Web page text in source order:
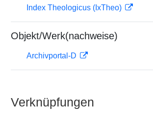
Index Theologicus (IxTheo)
Objekt/Werk(nachweise)
Archivportal-D
Verknüpfungen